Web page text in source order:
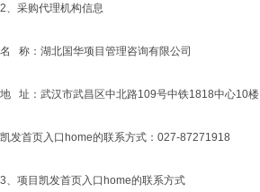
2、采购代理机构信息
名 称：湖北国华项目管理咨询有限公司
地 址：武汉市武昌区中北路109号中铁1818中心10楼
凯发首页入口home的联系方式：027-87271918
3、项目凯发首页入口home的联系方式